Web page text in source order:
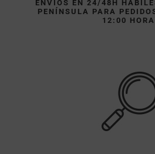
ENVÍOS EN 24/48H
PENÍNSULA PARA
12:00